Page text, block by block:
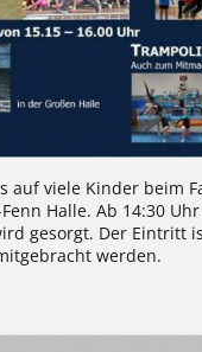
auf viele Kinder beim
Halle. Ab 14:30
gesorgt. Der Eintritt
werden.